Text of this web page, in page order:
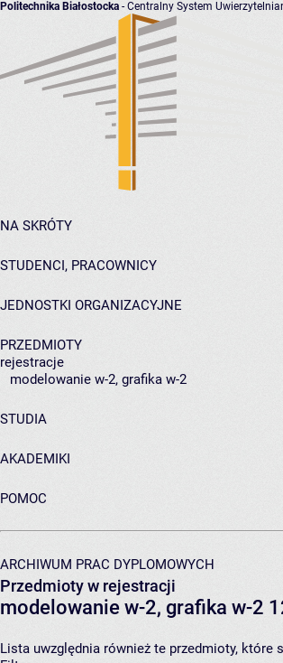
Politechnika Białostocka - Centralny System
NA SKRÓTY
STUDENCI, PRACOWNICY
JEDNOSTKI ORGANIZACYJNE
PRZEDMIOTY
rejestracje
modelowanie w-2, grafika w-2
STUDIA
AKADEMIKI
POMOC
ARCHIWUM PRAC DYPLOMOWYCH
Przedmioty w rejestracji
modelowanie w-2, grafika w-2
Lista uwzględnia również te przedmioty, które